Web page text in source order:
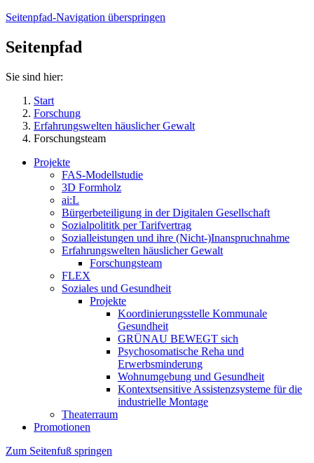
Seitenpfad-Navigation überspringen
Seitenpfad
Sie sind hier:
Start
Forschung
Erfahrungswelten häuslicher Gewalt
Forschungsteam
Projekte
FAS-Modellstudie
3D Formholz
ai:L
Bürgerbeteiligung in der Digitalen Gesellschaft
Sozialpolititk per Tarifvertrag
Sozialleistungen und ihre (Nicht-)Inanspruchnahme
Erfahrungswelten häuslicher Gewalt
Forschungsteam
FLEX
Soziales und Gesundheit
Projekte
Koordinierungsstelle Kommunale
Gesundheit
GRÜNAU BEWEGT sich
Psychosomatische Reha und
Erwerbsminderung
Wohnumgebung und Gesundheit
Kontextsensitive Assistenzsysteme für die
industrielle Montage
Theaterraum
Promotionen
Zum Seitenfuß springen